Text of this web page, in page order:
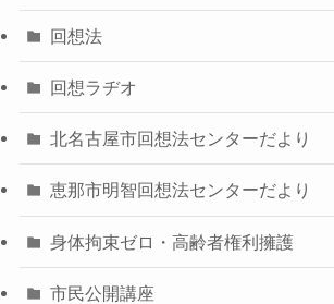
回想法
回想ラヂオ
北名古屋市回想法センターだより
恵那市明智回想法センターだより
身体拘束ゼロ・高齢者権利擁護
市民公開講座